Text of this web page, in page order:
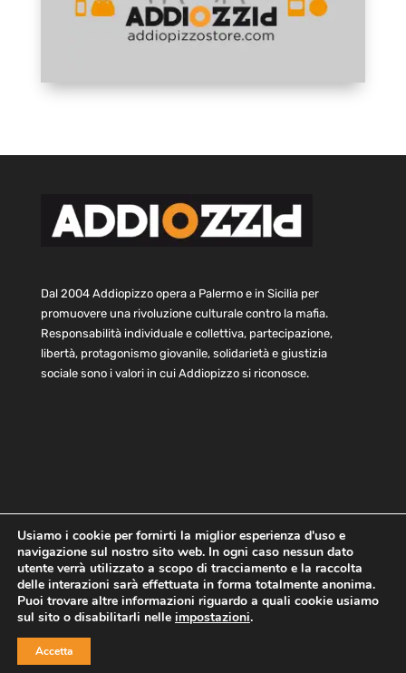
Dal 2004 Addiopizzo opera a Palermo e in Sicilia per
promuovere una rivoluzione culturale contro la mafia.
Responsabilità individuale e collettiva, partecipazione,
libertà, protagonismo giovanile, solidarietà e giustizia
sociale sono i valori in cui Addiopizzo si riconosce.
Home Statuto e bilancio
Contatti
Privacy
Cookie Child Protection Policy
Copyright © 2021 AddioPizzo | Tutti i diritti riservati | Sede
Usiamo i cookie per fornirti la miglior esperienza d'uso e
navigazione sul nostro sito web. In ogni caso nessun dato
utente verrà utilizzato a scopo di tracciamento e la raccolta
delle interazioni sarà effettuata in forma totalmente anonima.
Puoi trovare altre informazioni riguardo a quali cookie usiamo
sul sito o disabilitarli nelle impostazioni.
Accetta